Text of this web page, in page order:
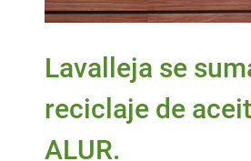
Lavalleja se
reciclaje de
ALUR.